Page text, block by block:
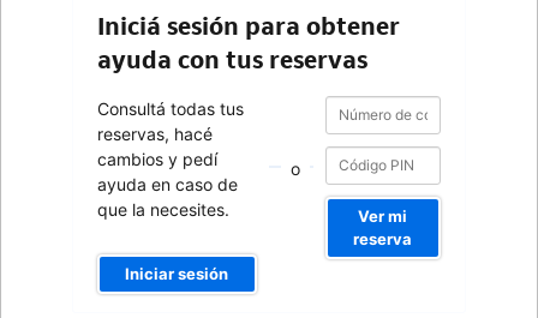
Iniciá sesión para obtener
ayuda con tus reservas
Consultá todas tus
reservas, hacé
cambios y pedí
ayuda en caso de
que la necesites.
Iniciar sesión
o
Número
de
confirmación
Número
confirmación
Ver mi
reserva